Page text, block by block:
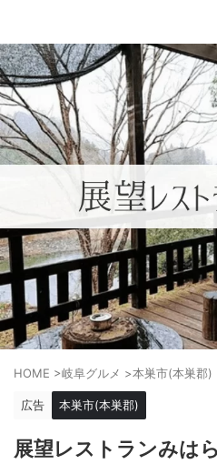
HOME >岐阜グルメ >本巣市(本巣郡)
広告 本巣市(本巣郡)
展望レストランみは